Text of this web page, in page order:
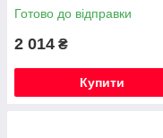
Готово до відправки
2 014 ₴
Купити